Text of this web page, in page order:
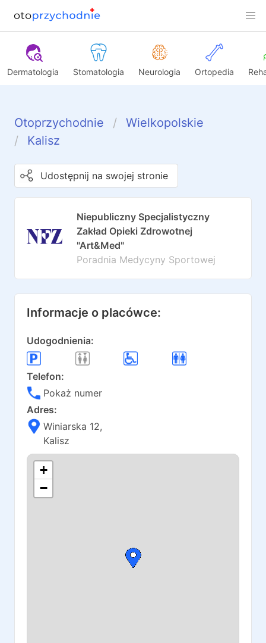
Dermatologia Stomatologia Neurologia Ortopedia
Otoprzychodnie
Wielkopolskie
Kalisz
Udostępnij na swojej stronie
Niepubliczny Specjalistyczny
Zakład Opieki Zdrowotnej
"Art&Med"
Poradnia Medycyny Sportowej
Informacje o placówce:
Udogodnienia:
Telefon:
Pokaż numer
Adres:
Winiarska 12,
Kalisz
+
−